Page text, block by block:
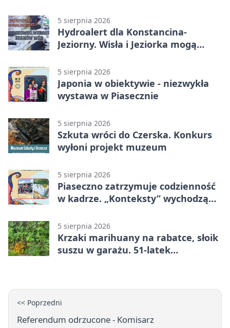
5 sierpnia 2026
Hydroalert dla Konstancina-
Jeziorny. Wisła i Jeziorka mogą
5 sierpnia 2026
Japonia w obiektywie - niezwykła
wystawa w Piasecznie
5 sierpnia 2026
Szkuta wróci do Czerska. Konkurs
wyłoni projekt muzeum
5 sierpnia 2026
Piaseczno zatrzymuje codzienność
w kadrze. „Konteksty” wychodzą
5 sierpnia 2026
Krzaki marihuany na rabatce, słoik
suszu w garażu. 51-latek
<< Poprzedni
Referendum odrzucone - Komisarz